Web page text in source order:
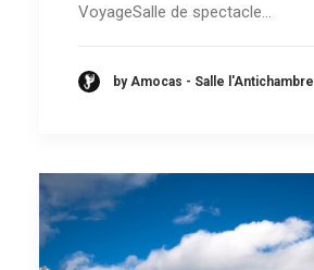
VoyageSalle de spectacle…
by Amocas - Salle l'Antichambre